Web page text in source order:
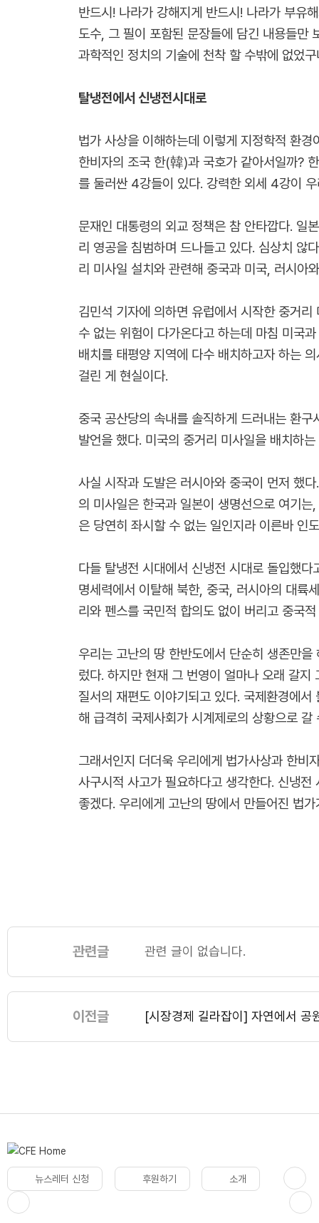
반드시! 나라가 강해지게 반드시! 나라가 부유
도수, 그 필이 포함된 문장들에 담긴 내용들만
과학적인 정치의 기술에 천착 할 수밖에 없었
탈냉전에서 신냉전시대로
법가 사상을 이해하는데 이렇게 지정학적 환
한비자의 조국 한(韓)과 국호가 같아서일까?
를 둘러싼 4강들이 있다. 강력한 외세 4강이
문재인 대통령의 외교 정책은 참 안타깝다. 일
리 영공을 침범하며 드나들고 있다. 심상치 않
리 미사일 설치와 관련해 중국과 미국, 러시아
김민석 기자에 의하면 유럽에서 시작한 중
수 없는 위험이 다가온다고 하는데 마침 미국
배치를 태평양 지역에 다수 배치하고자 하는
걸린 게 현실이다.
중국 공산당의 속내를 솔직하게 드러내는 환
발언을 했다. 미국의 중거리 미사일을 배치하
사실 시작과 도발은 러시아와 중국이 먼저 했
의 미사일은 한국과 일본이 생명선으로 여기
은 당연히 좌시할 수 없는 일인지라 이른바 인
다들 탈냉전 시대에서 신냉전 시대로 돌입했
명세력에서 이탈해 북한, 중국, 러시아의 대륙
리와 펜스를 국민적 합의도 없이 버리고 중국
우리는 고난의 땅 한반도에서 단순히 생존만
렀다. 하지만 현재 그 번영이 얼마나 오래 갈
질서의 재편도 이야기되고 있다. 국제환경에
해 급격히 국제사회가 시계제로의 상황으로
그래서인지 더더욱 우리에게 법가사상과 한비
사구시적 사고가 필요하다고 생각한다. 신냉
좋겠다. 우리에게 고난의 땅에서 만들어진 법
관련글 관련 글이 없습니다.
이전글 [시장경제 길라잡이] 자연에서 공
뉴스레터 신청 후원하기 소개